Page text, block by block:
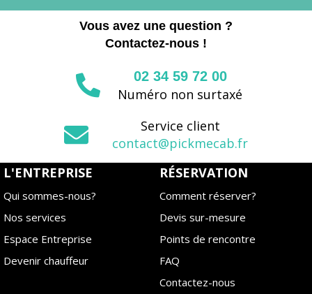
Vous avez une question ?
Contactez-nous !
02 34 59 72 00
Numéro non surtaxé
Service client
contact@pickmecab.fr
L'ENTREPRISE
Qui sommes-nous?
Nos services
Espace Entreprise
Devenir chauffeur
RÉSERVATION
Comment réserver?
Devis sur-mesure
Points de rencontre
FAQ
Contactez-nous